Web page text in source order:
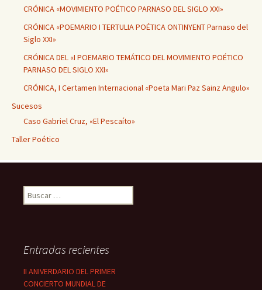
CRÓNICA «MOVIMIENTO POÉTICO PARNASO DEL SIGLO XXI»
CRÓNICA «POEMARIO I TERTULIA POÉTICA ONTINYENT Parnaso del
Siglo XXI»
CRÓNICA DEL «I POEMARIO TEMÁTICO DEL MOVIMIENTO POÉTICO
PARNASO DEL SIGLO XXI»
CRÓNICA, I Certamen Internacional «Poeta Mari Paz Sainz Angulo»
Sucesos
Caso Gabriel Cruz, «El Pescaíto»
Taller Poético
Buscar:
Entradas recientes
II ANIVERDARIO DEL PRIMER
CONCIERTO MUNDIAL DE